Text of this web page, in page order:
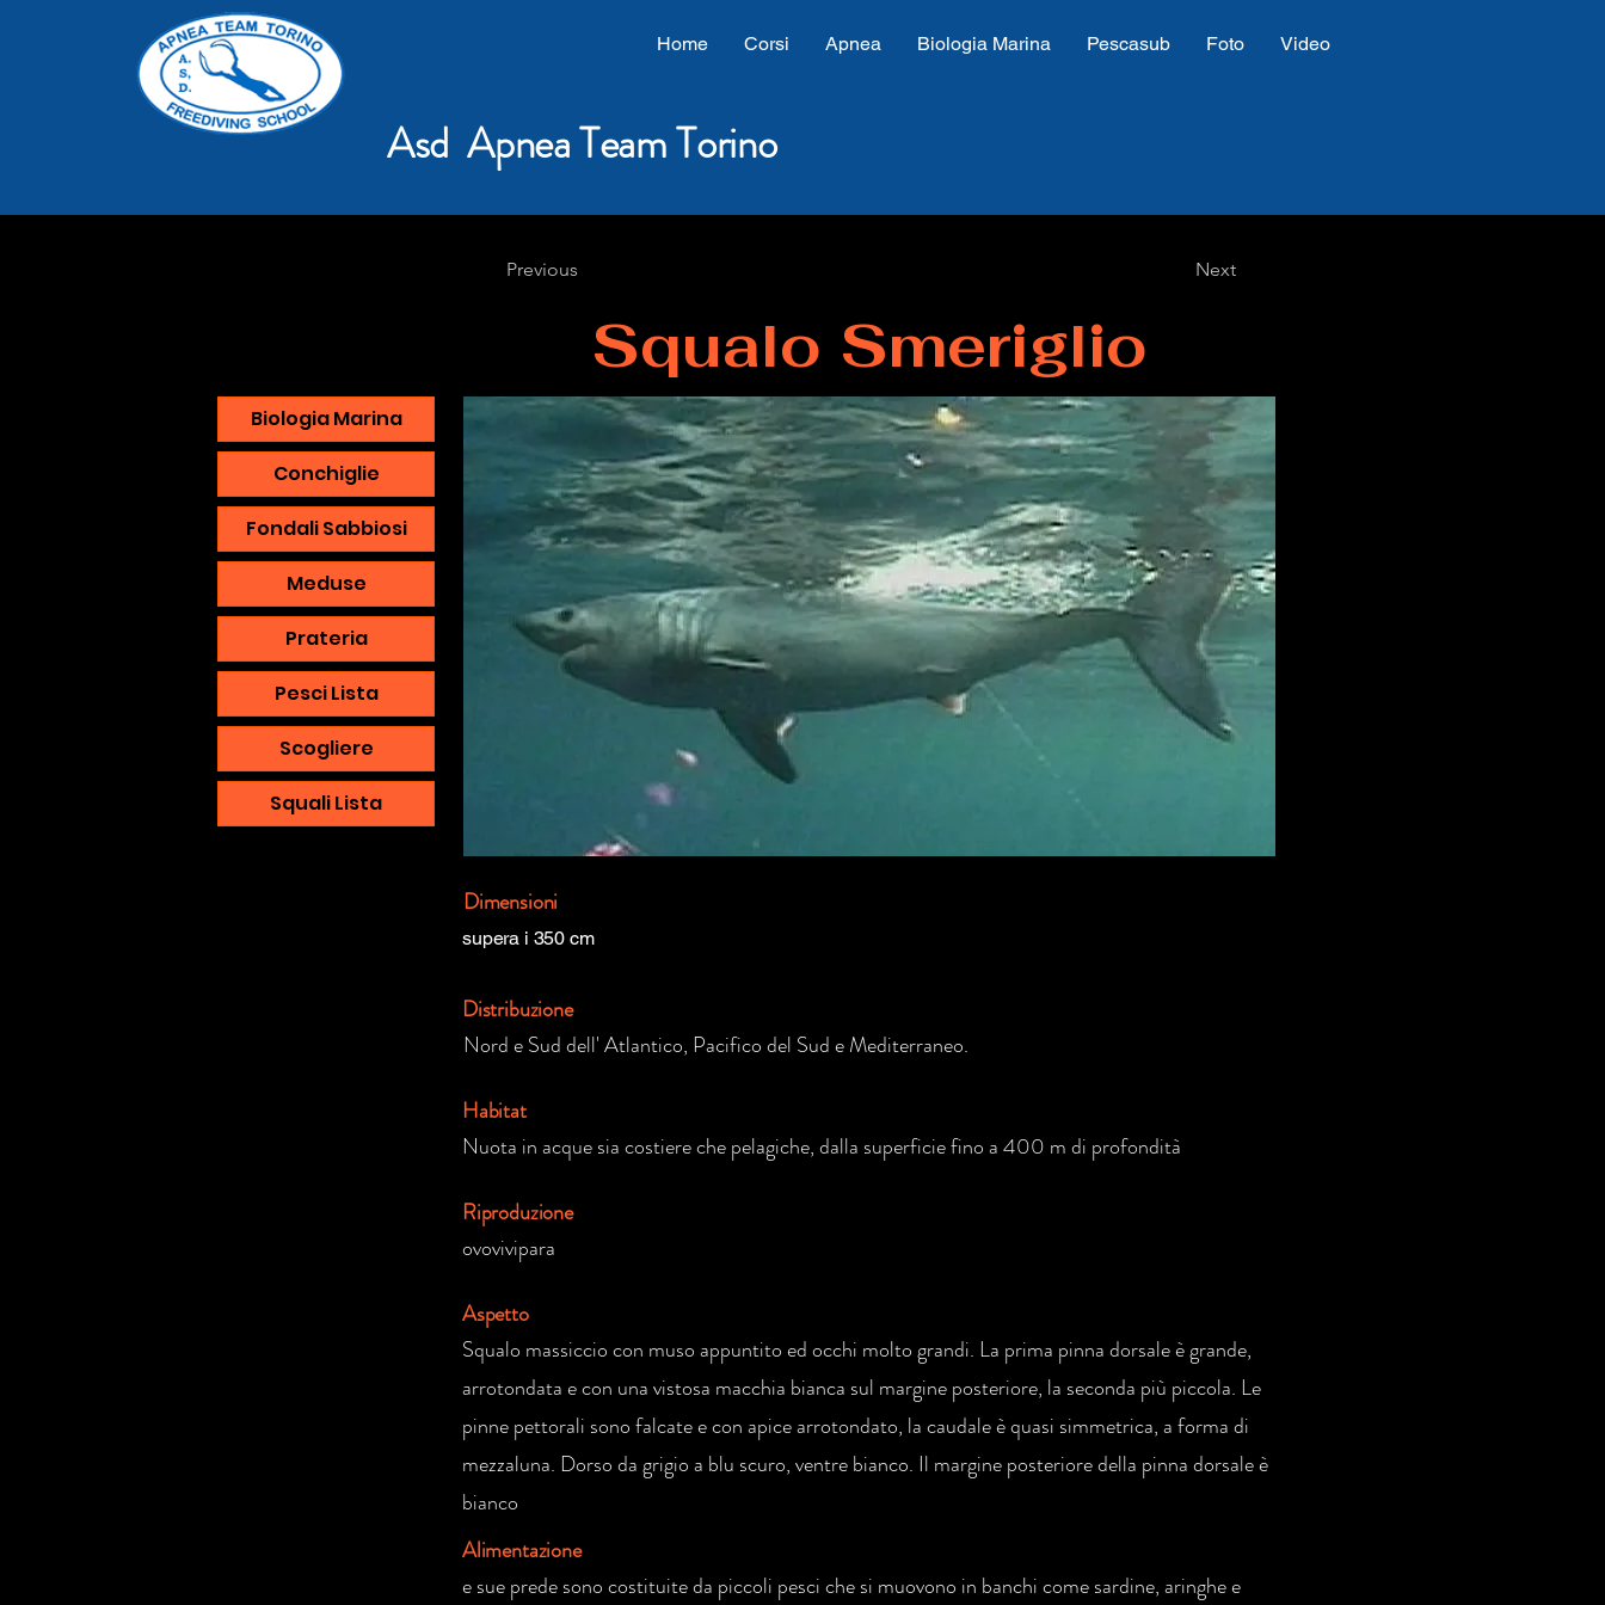
Home Corsi Apnea Biologia Marina Pescasub Foto Video
Asd Apnea Team Torino
Previous Next
Squalo Smeriglio
Biologia Marina
Conchiglie
Fondali Sabbiosi
Meduse
Prateria
Pesci Lista
Scogliere
Squali Lista
Dimensioni
supera i 350 cm
Distribuzione
Nord e Sud dell' Atlantico, Pacifico del Sud e Mediterraneo.
Habitat
Nuota in acque sia costiere che pelagiche, dalla superficie fino a 400 m di profondità
Riproduzione
ovovivipara
Aspetto
Squalo massiccio con muso appuntito ed occhi molto grandi. La prima pinna dorsale è grande,
arrotondata e con una vistosa macchia bianca sul margine posteriore, la seconda più piccola. Le
pinne pettorali sono falcate e con apice arrotondato, la caudale è quasi simmetrica, a forma di
mezzaluna. Dorso da grigio a blu scuro, ventre bianco. Il margine posteriore della pinna dorsale è
bianco
Alimentazione
e sue prede sono costituite da piccoli pesci che si muovono in banchi come sardine, aringhe e